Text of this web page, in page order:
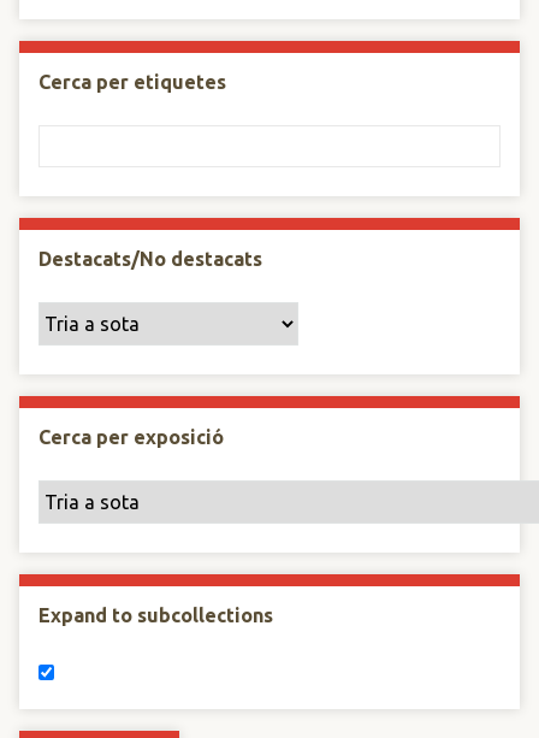
Cerca per etiquetes
Destacats/No destacats
Cerca per exposició
Expand to subcollections